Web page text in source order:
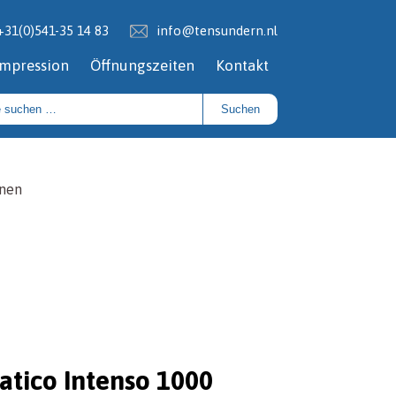
35 14 83 info@tensundern.nl
Öffnungszeiten Kontakt
Suchen
Intenso 1000